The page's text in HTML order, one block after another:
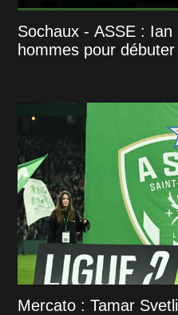
Sochaux - ASSE :
hommes pour débuter
Mercato : Tamar